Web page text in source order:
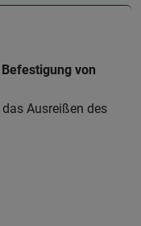
von
Ausreißen des